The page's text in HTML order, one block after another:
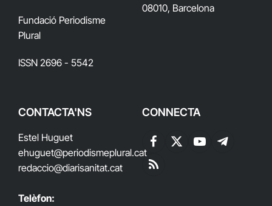
Fundació Periodisme
Plural
ISSN 2696 - 5542
08010, Barcelona
CONTACTA'NS
Estel Huguet
ehuguet@periodismeplural.cat
redaccio@diarisanitat.cat
Telèfon:
CONNECTA
Facebook
X
YouTubeTelegram
RSS